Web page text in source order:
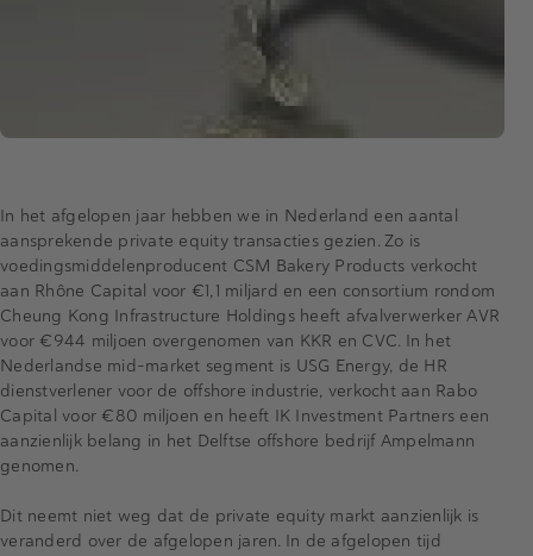
In het afgelopen jaar hebben we in Nederland een aantal
aansprekende private equity transacties gezien. Zo is
voedingsmiddelenproducent CSM Bakery Products verkocht
aan Rhône Capital voor €1,1 miljard en een consortium rondom
Cheung Kong Infrastructure Holdings heeft afvalverwerker AVR
voor €944 miljoen overgenomen van KKR en CVC. In het
Nederlandse mid-market segment is USG Energy, de HR
dienstverlener voor de offshore industrie, verkocht aan Rabo
Capital voor €80 miljoen en heeft IK Investment Partners een
aanzienlijk belang in het Delftse offshore bedrijf Ampelmann
genomen.
Dit neemt niet weg dat de private equity markt aanzienlijk is
veranderd over de afgelopen jaren. In de afgelopen tijd